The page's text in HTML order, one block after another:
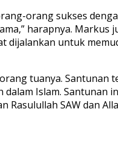
orang sukses
harapnya.
dijalankan untuk
tuanya. Santunan
Islam. Santunan
SAW dan